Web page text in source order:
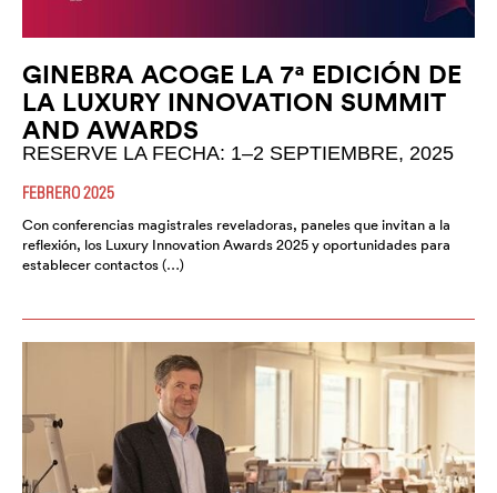
GINEBRA ACOGE LA 7ª EDICIÓN DE
LA LUXURY INNOVATION SUMMIT
AND AWARDS
RESERVE LA FECHA: 1–2 SEPTIEMBRE, 2025
FEBRERO 2025
Con conferencias magistrales reveladoras, paneles que invitan a la
reflexión, los Luxury Innovation Awards 2025 y oportunidades para
establecer contactos (…)